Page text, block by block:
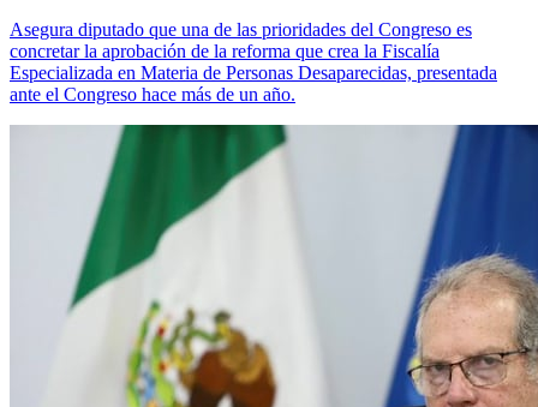
Asegura diputado que una de las prioridades del Congreso es
concretar la aprobación de la reforma que crea la Fiscalía
Especializada en Materia de Personas Desaparecidas, presentada
ante el Congreso hace más de un año.